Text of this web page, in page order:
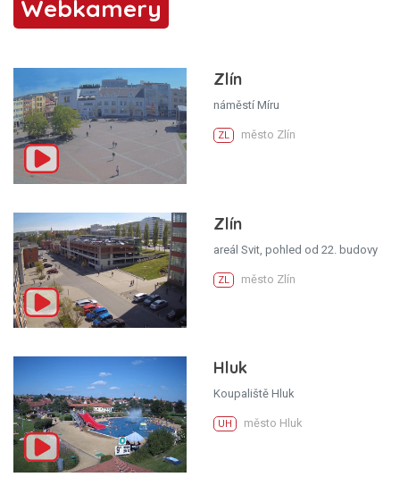
Webkamery
Zlín
náměstí Míru
ZL město Zlín
Zlín
areál Svit, pohled od 22. budovy
ZL město Zlín
Hluk
Koupaliště Hluk
UH město Hluk